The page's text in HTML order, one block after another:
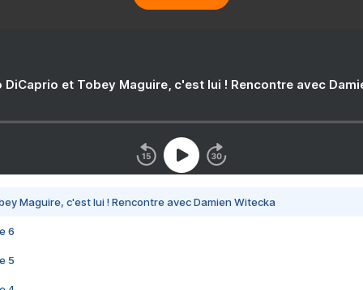
DiCaprio et Tobey Maguire, c'est lui ! Rencontre avec
Maguire, c'est lui ! Rencontre avec Damien Witecka
6
5